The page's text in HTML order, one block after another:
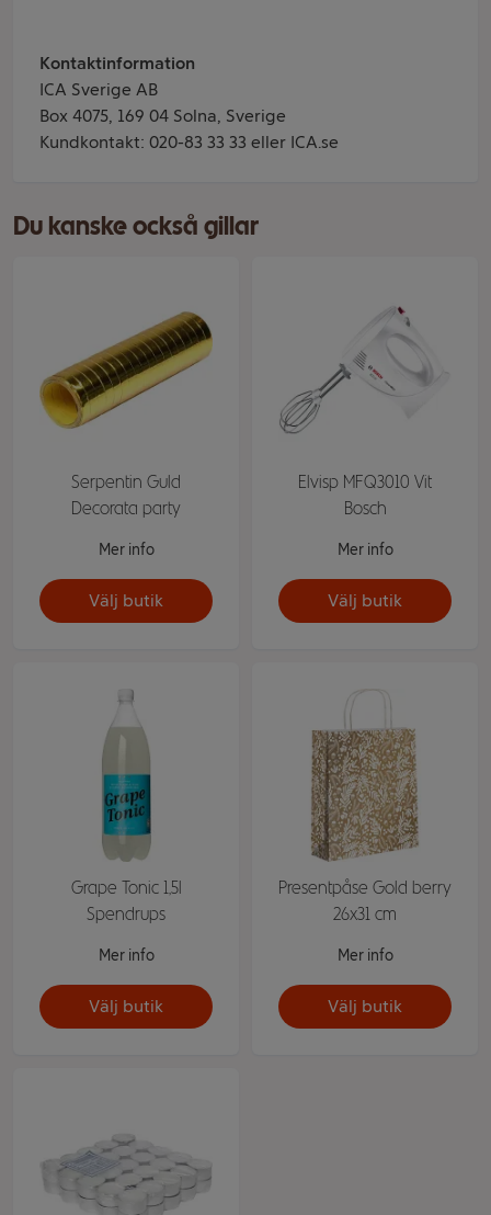
Kontaktinformation
ICA Sverige AB
Box 4075, 169 04 Solna, Sverige
Kundkontakt: 020-83 33 33 eller ICA.se
Du kanske också gillar
Serpentin Guld
Decorata party
Mer info
Välj butik
Elvisp MFQ3010 Vit
Bosch
Mer info
Välj butik
Grape Tonic 1,5l
Spendrups
Mer info
Välj butik
Presentpåse Gold berry
26x31 cm
Mer info
Välj butik